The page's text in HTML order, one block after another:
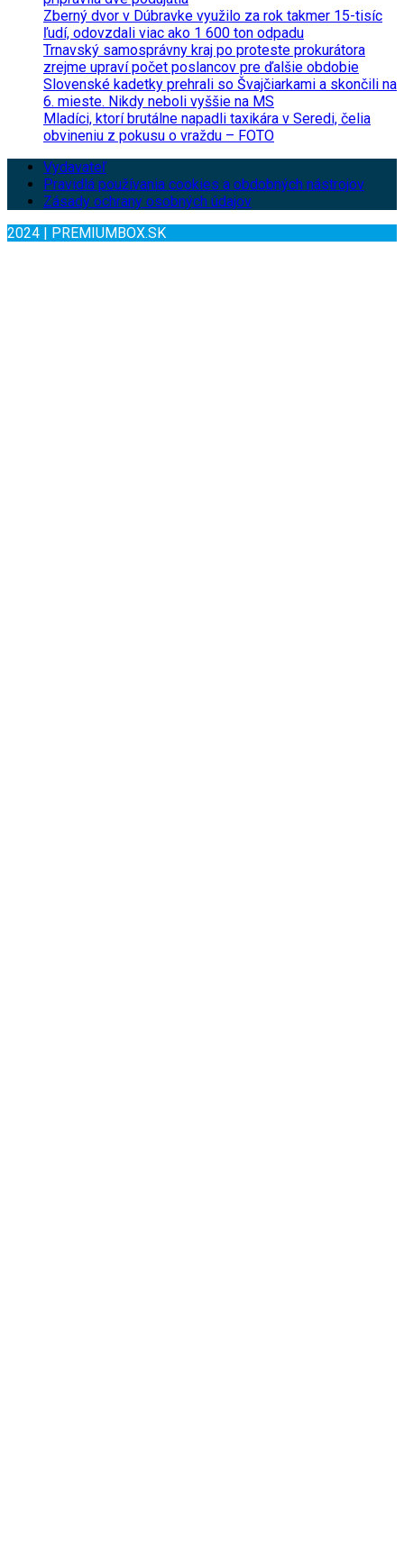
Zberný dvor v Dúbravke využilo za rok takmer 15-tisíc
ľudí, odovzdali viac ako 1 600 ton odpadu
Trnavský samosprávny kraj po proteste prokurátora
zrejme upraví počet poslancov pre ďalšie obdobie
Slovenské kadetky prehrali so Švajčiarkami a skončili na
6. mieste. Nikdy neboli vyššie na MS
Mladíci, ktorí brutálne napadli taxikára v Seredi, čelia
obvineniu z pokusu o vraždu – FOTO
Vydavateľ
Pravidlá používania cookies a obdobných nástrojov
Zásady ochrany osobných údajov
2024 | PREMIUMBOX.SK